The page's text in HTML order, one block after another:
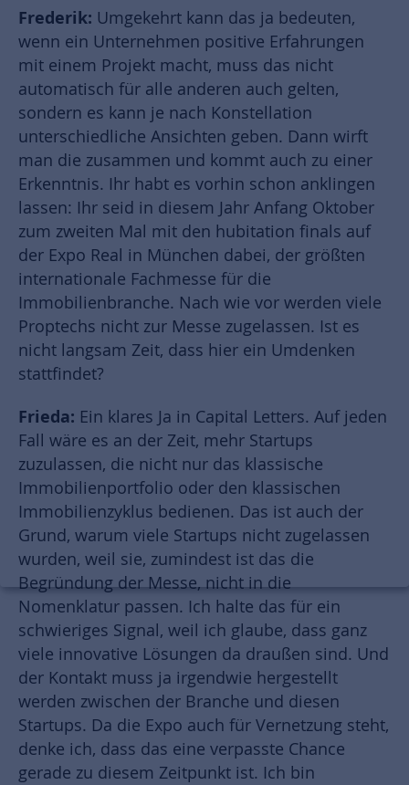
Frederik: Umgekehrt kann das ja bedeuten,
wenn ein Unternehmen positive Erfahrungen
mit einem Projekt macht, muss das nicht
automatisch für alle anderen auch gelten,
sondern es kann je nach Konstellation
unterschiedliche Ansichten geben. Dann wirft
man die zusammen und kommt auch zu einer
Erkenntnis. Ihr habt es vorhin schon anklingen
lassen: Ihr seid in diesem Jahr Anfang Oktober
zum zweiten Mal mit den hubitation finals auf
der Expo Real in München dabei, der größten
internationale Fachmesse für die
Immobilienbranche. Nach wie vor werden viele
Proptechs nicht zur Messe zugelassen. Ist es
nicht langsam Zeit, dass hier ein Umdenken
stattfindet?
Frieda: Ein klares Ja in Capital Letters. Auf jeden
Fall wäre es an der Zeit, mehr Startups
zuzulassen, die nicht nur das klassische
Immobilienportfolio oder den klassischen
Immobilienzyklus bedienen. Das ist auch der
Grund, warum viele Startups nicht zugelassen
wurden, weil sie, zumindest ist das die
Begründung der Messe, nicht in die
Nomenklatur passen. Ich halte das für ein
schwieriges Signal, weil ich glaube, dass ganz
viele innovative Lösungen da draußen sind. Und
der Kontakt muss ja irgendwie hergestellt
werden zwischen der Branche und diesen
Startups. Da die Expo auch für Vernetzung steht,
denke ich, dass das eine verpasste Chance
gerade zu diesem Zeitpunkt ist. Ich bin